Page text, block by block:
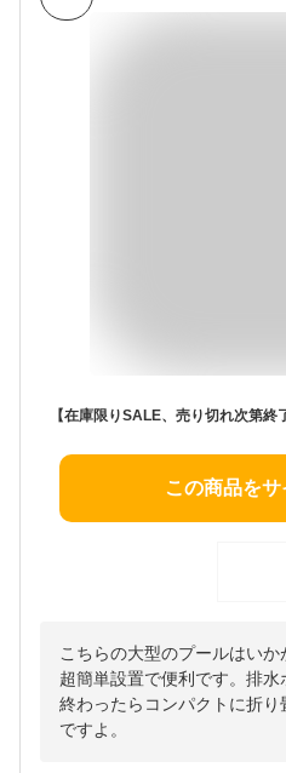
この商品を
こちらの大型のプールはいか
超簡単設置で便利です。排
終わったらコンパクトに折り
ですよ。